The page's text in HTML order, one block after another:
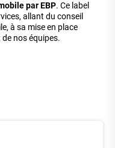
par EBP. Ce label
allant du conseil
à sa mise en place
nos équipes.